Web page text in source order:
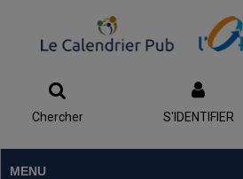
Chercher S'IDENTIFIER
MENU